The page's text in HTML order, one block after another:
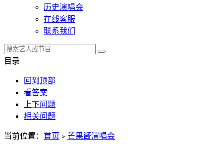
历史演唱会
在线客服
联系我们
目录
回到顶部
看答案
上下问题
相关问题
当前位置： 首页 ﹥ 芒果酱演唱会